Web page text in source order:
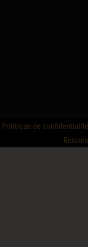
Politique de confidentialité